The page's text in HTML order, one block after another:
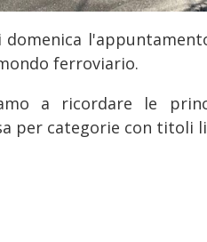
domenica
ferroviario.
a ricordare le
per categorie con titoli